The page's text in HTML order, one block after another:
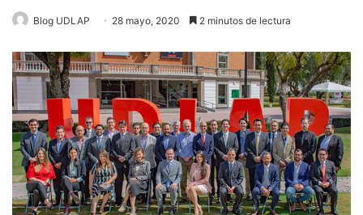
Blog UDLAP 28 mayo, 2020 2 minutos de lectura